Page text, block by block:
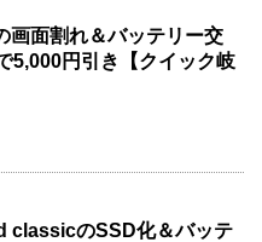
画面割れ＆バッテリー交
5,000円引き【クイック岐
classicのSSD化＆バッテ